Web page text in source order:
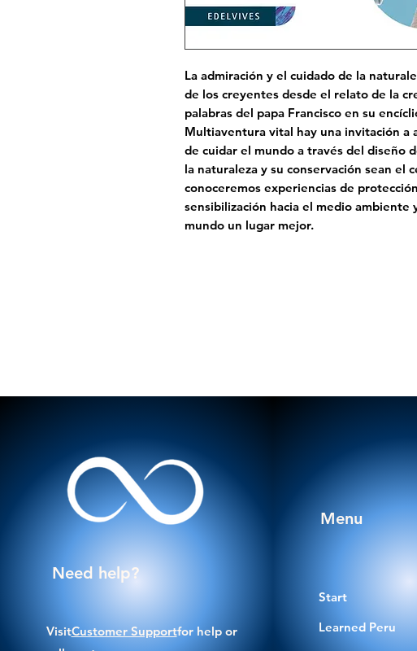
La admiración y el cuidado de la
de los creyentes desde el relato de la
palabras del papa Francisco en su
Multiaventura vital hay una invitación a
de cuidar el mundo a través del diseño
la naturaleza y su conservación sean el
conoceremos experiencias de
sensibilización hacia el medio ambiente
mundo un lugar mejor.
Need help?
VisitCustomer Supportfor help or
Menu
Start
Learned Peru